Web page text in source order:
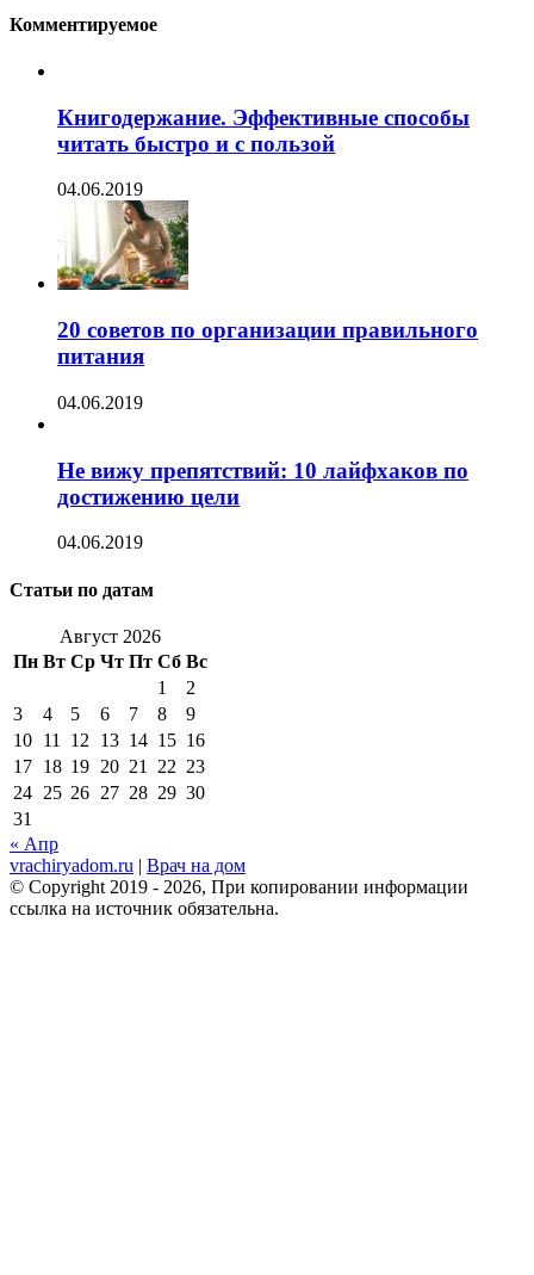
Комментируемое
Книгодержание. Эффективные способы
читать быстро и с пользой
04.06.2019
20 советов по организации правильного
питания
04.06.2019
Не вижу препятствий: 10 лайфхаков по
достижению цели
04.06.2019
Статьи по датам
Август 2026
Пн Вт Ср Чт Пт Сб Вс
1
2
3
4 5 6 7 8
9
10 11 12 13 14 15 16
17 18 19 20 21 22 23
24 25 26 27 28 29 30
31
« Апр
vrachiryadom.ru | Врач на дом
© Copyright 2019 - 2026, При копировании информации
ссылка на источник обязательна.